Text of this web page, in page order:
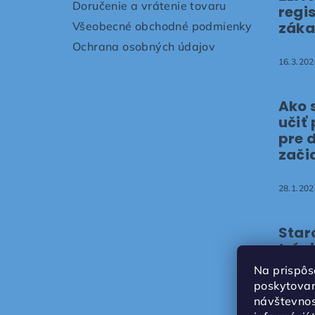
Na
Doručenie a vrátenie tovaru
Všeobecné obchodné podmienky
Ochrana osobných údajov
Ako
učiť
pre